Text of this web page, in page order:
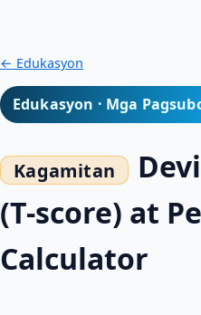
← Edukasyon
Edukasyon · Mga
(T-score) at
Calculator